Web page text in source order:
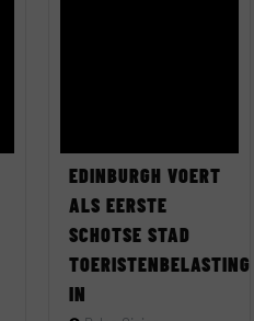
EDINBURGH VOERT
ALS EERSTE
SCHOTSE STAD
TOERISTENBELASTING
IN